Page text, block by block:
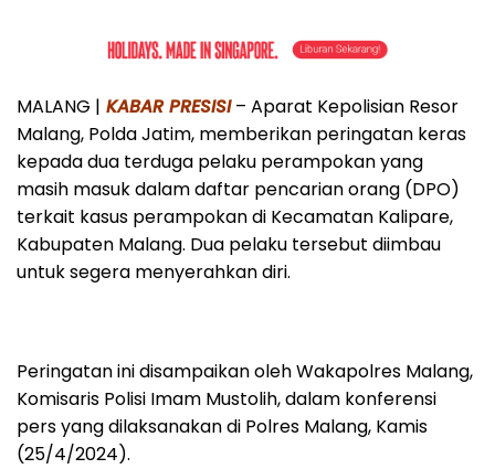
MALANG | KABAR PRESISI– Aparat Kepolisian Resor
Malang, Polda Jatim, memberikan peringatan keras
kepada dua terduga pelaku perampokan yang
masih masuk dalam daftar pencarian orang (DPO)
terkait kasus perampokan di Kecamatan Kalipare,
Kabupaten Malang. Dua pelaku tersebut diimbau
untuk segera menyerahkan diri.
Peringatan ini disampaikan oleh Wakapolres Malang,
Komisaris Polisi Imam Mustolih, dalam konferensi
pers yang dilaksanakan di Polres Malang, Kamis
(25/4/2024).